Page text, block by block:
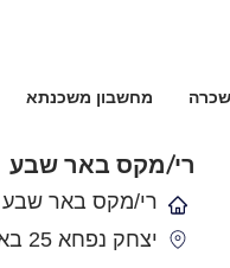
מחשבון משכנתא
רי/מקס באר שבע
רי/מקס באר שבע
יצחק נפחא 25 באר שבע